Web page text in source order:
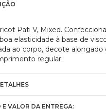
Pati V, Mixed.
elasticidade à base de
ao corpo, decote alongado
regular.
E VALOR DA ENTREGA: